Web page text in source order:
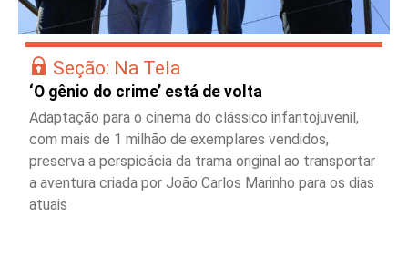
Seção: Na Tela
‘O gênio do crime’ está de volta
Adaptação para o cinema do clássico infantojuvenil,
com mais de 1 milhão de exemplares vendidos,
preserva a perspicácia da trama original ao transportar
a aventura criada por João Carlos Marinho para os dias
atuais